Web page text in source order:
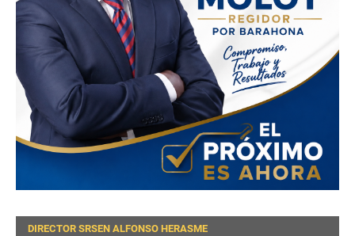
DIRECTOR SRSEN ALFONSO HERASME